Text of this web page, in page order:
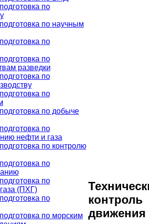
по
по научным
по
по
разведки
по
по
по добыче
по
нефти и газа
по контролю
по
по
(ПХГ)
по
по морским
контроль
движения